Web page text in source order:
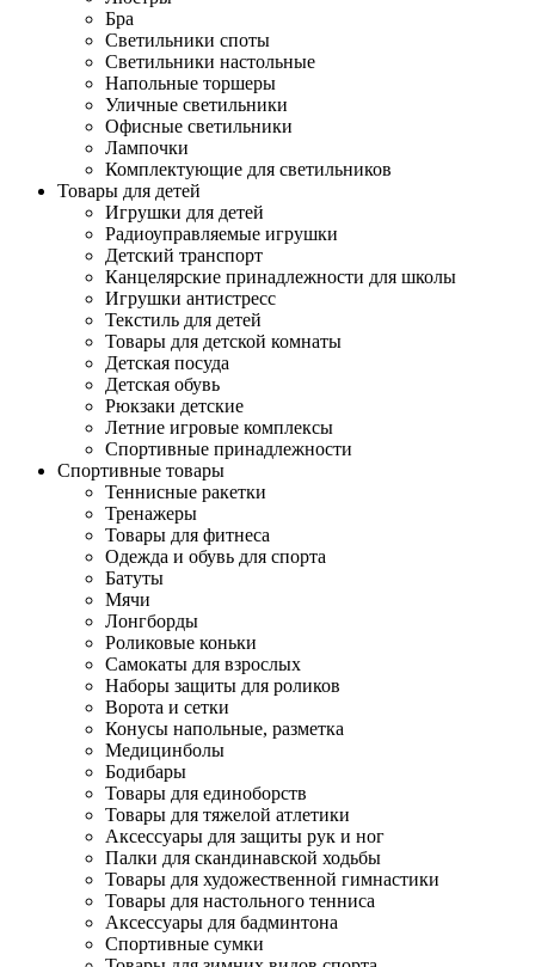
Бра
Светильники споты
Светильники настольные
Напольные торшеры
Уличные светильники
Офисные светильники
Лампочки
Комплектующие для светильников
Товары для детей
Игрушки для детей
Радиоуправляемые игрушки
Детский транспорт
Канцелярские принадлежности для школы
Игрушки антистресс
Текстиль для детей
Товары для детской комнаты
Детская посуда
Детская обувь
Рюкзаки детские
Летние игровые комплексы
Спортивные принадлежности
Спортивные товары
Теннисные ракетки
Тренажеры
Товары для фитнеса
Одежда и обувь для спорта
Батуты
Мячи
Лонгборды
Роликовые коньки
Самокаты для взрослых
Наборы защиты для роликов
Ворота и сетки
Конусы напольные, разметка
Медицинболы
Бодибары
Товары для единоборств
Товары для тяжелой атлетики
Аксессуары для защиты рук и ног
Палки для скандинавской ходьбы
Товары для художественной гимнастики
Товары для настольного тенниса
Аксессуары для бадминтона
Спортивные сумки